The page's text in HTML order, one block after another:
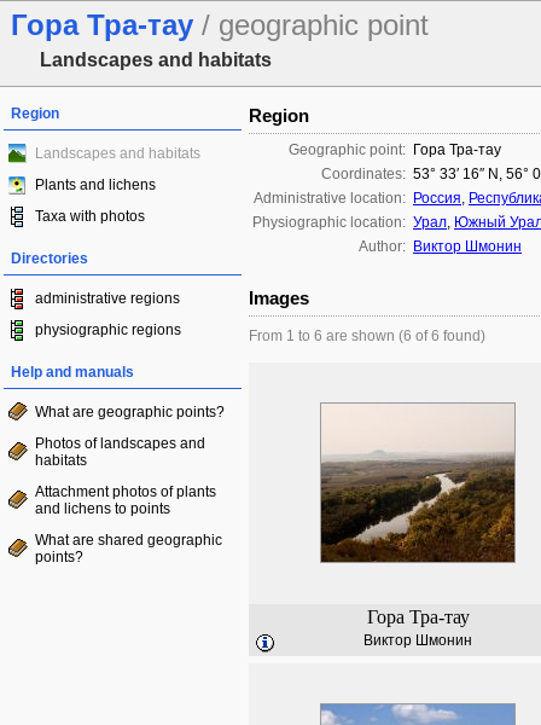
Гора Тра-тау / geographic point
Landscapes and habitats
Region
Landscapes and habitats
Plants and lichens
Taxa with photos
Directories
administrative regions
physiographic regions
Help and manuals
What are geographic points?
Photos of landscapes and
habitats
Attachment photos of plants
and lichens to points
What are shared geographic
points?
Region
Geographic point: Гора Тра-тау
Coordinates: 53° 33′ 16″ N, 56°
Administrative location: Россия,
Physiographic location: Урал, Южный
Author: Виктор Шмонин
Images
From 1 to 6 are shown (6 of 6 found)
Гора Тра-тау
Виктор Шмонин